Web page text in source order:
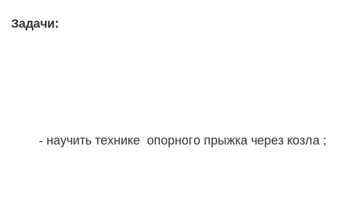
Задачи:
- научить технике опорного прыжка через козла ;